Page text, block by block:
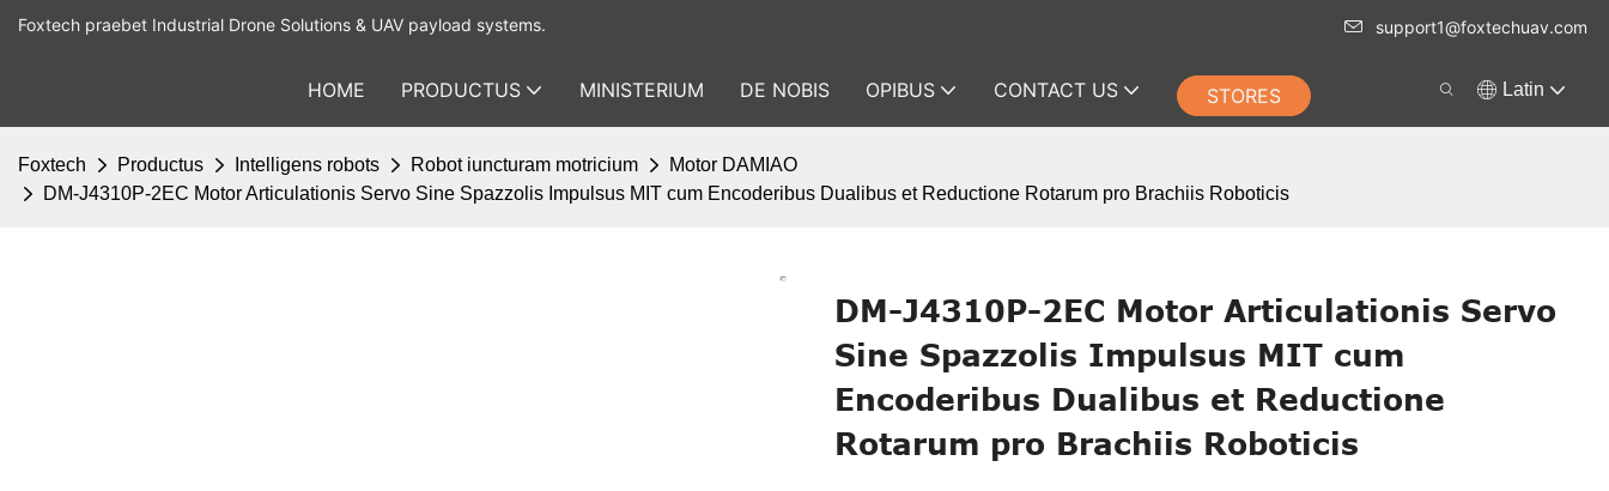
Foxtech praebet Industrial Drone Solutions & UAV payload systems. support1@foxtechuav.com
HOME PRODUCTUS MINISTERIUM DE NOBIS OPIBUS CONTACT US STORES Latin
Foxtech Productus Intelligens robots Robot iuncturam motricium
Motor DAMIAO
DM-J4310P-2EC Motor Articulationis Servo Sine Spazzolis Impulsus MIT cum Encoderibus Dualibus et Reductione Rotarum pro Brachiis Roboticis
DM-J4310P-2EC Motor Articulationis Servo
Sine Spazzolis Impulsus MIT cum
Encoderibus Dualibus et Reductione
Rotarum pro Brachiis Roboticis